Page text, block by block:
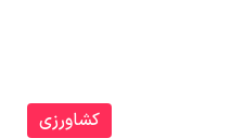
کشاورزی